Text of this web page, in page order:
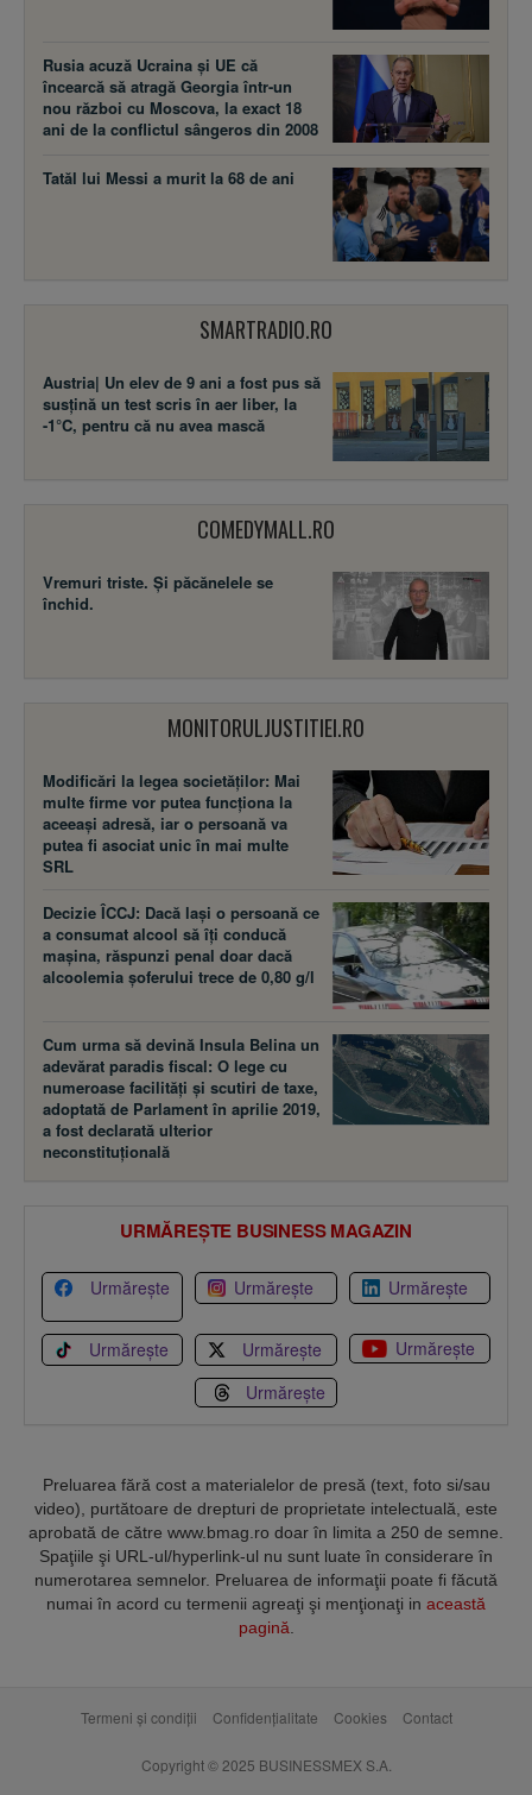
Rusia acuză Ucraina şi UE că
încearcă să atragă Georgia într-un
nou război cu Moscova, la exact 18
ani de la conflictul sângeros din 2008
Tatăl lui Messi a murit la 68 de ani
SMARTRADIO.RO
Austria| Un elev de 9 ani a fost pus să
susţină un test scris în aer liber, la
-1°C, pentru că nu avea mască
COMEDYMALL.RO
Vremuri triste. Şi păcănelele se
închid.
MONITORULJUSTITIEI.RO
Modificări la legea societăţilor: Mai
multe firme vor putea funcţiona la
aceeaşi adresă, iar o persoană va
putea fi asociat unic în mai multe
SRL
Decizie ÎCCJ: Dacă laşi o persoană ce
a consumat alcool să îţi conducă
maşina, răspunzi penal doar dacă
alcoolemia şoferului trece de 0,80 g/l
Cum urma să devină Insula Belina un
adevărat paradis fiscal: O lege cu
numeroase facilităţi şi scutiri de taxe,
adoptată de Parlament în aprilie 2019,
a fost declarată ulterior
neconstituţională
URMĂREȘTE BUSINESS MAGAZIN
Urmărește Urmărește Urmărește
Urmărește Urmărește
Urmărește
Urmărește
Preluarea fără cost a materialelor de presă (text, foto si/sau
video), purtătoare de drepturi de proprietate intelectuală, este
aprobată de către www.bmag.ro doar în limita a 250 de semne.
Spaţiile şi URL-ul/hyperlink-ul nu sunt luate în considerare în
numerotarea semnelor. Preluarea de informaţii poate fi făcută
numai în acord cu termenii agreaţi şi menţionaţi in această
pagină.
Termeni și condiții Confidențialitate Cookies Contact
Copyright © 2025 BUSINESSMEX S.A.